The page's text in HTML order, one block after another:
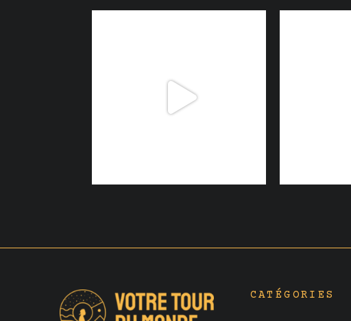
CATÉGORIES